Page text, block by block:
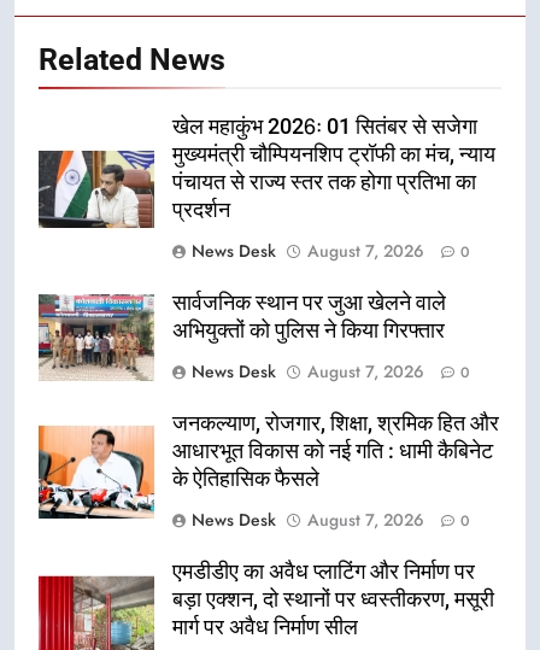
Related News
खेल महाकुंभ 2026ः 01 सितंबर से सजेगा
मुख्यमंत्री चौम्पियनशिप ट्रॉफी का मंच, न्याय
पंचायत से राज्य स्तर तक होगा प्रतिभा का
प्रदर्शन
News Desk
August 7, 2026 0
सार्वजनिक स्थान पर जुआ खेलने वाले
अभियुक्तों को पुलिस ने किया गिरफ्तार
News Desk
August 7, 2026 0
जनकल्याण, रोजगार, शिक्षा, श्रमिक हित और
आधारभूत विकास को नई गति : धामी कैबिनेट
के ऐतिहासिक फैसले
News Desk
August 7, 2026 0
एमडीडीए का अवैध प्लाटिंग और निर्माण पर
बड़ा एक्शन, दो स्थानों पर ध्वस्तीकरण, मसूरी
मार्ग पर अवैध निर्माण सील